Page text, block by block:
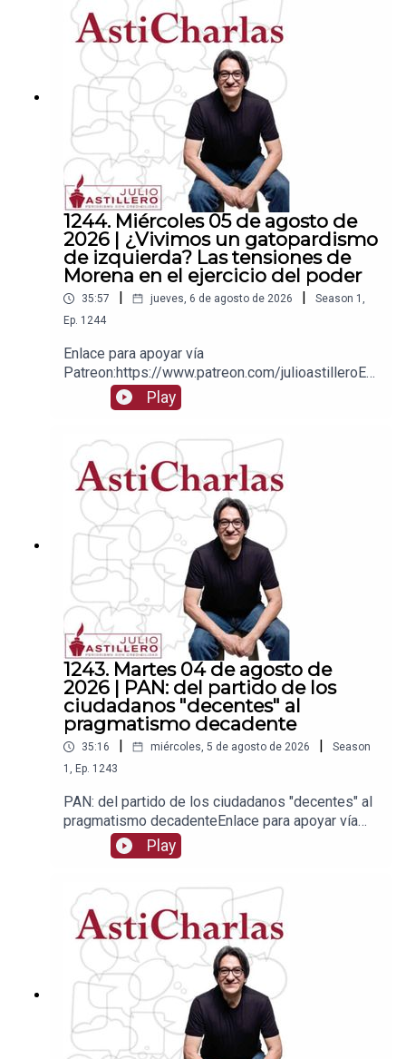
1244. Miércoles 05 de agosto de
2026 | ¿Vivimos un gatopardismo
de izquierda? Las tensiones de
Morena en el ejercicio del poder
35:57 jueves, 6 de agosto de 2026 Season 1 ,
Ep. 1244
Enlace para apoyar vía
Patreon:https://www.patreon.com/julioastilleroEnl
ace para hacer donaciones vía
PayPal:https://www.paypal.me/julioastilleroCuent
nombre de Julio Hernández López:
1539408017CLABE: 012 320 01539408017
2Tienda:https://julioastillerotienda.com/
Play
1243. Martes 04 de agosto de
2026 | PAN: del partido de los
ciudadanos "decentes" al
pragmatismo decadente
35:16 miércoles, 5 de agosto de 2026
Season
1 , Ep. 1243
PAN: del partido de los ciudadanos "decentes" al
pragmatismo decadenteEnlace para apoyar vía
Patreon:https://www.patreon.com/julioastilleroEnl
ace para hacer donaciones vía
a para hacer transferencias a cuenta BBVA a
nombre de Julio Hernández López:
1539408017CLABE: 012 320 01539408017
2Tienda:https://julioastillerotienda.com/
Play